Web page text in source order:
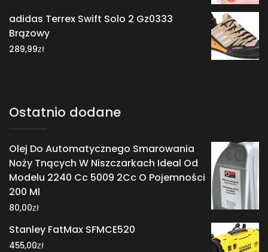
adidas Terrex Swift Solo 2 Gz0333
Brązowy
289,99zł
Ostatnio dodane
Olej Do Automatycznego Smarowania
Noży Tnących W Niszczarkach Ideal Od
Modelu 2240 Cc 5009 2Cc O Pojemności
200 Ml
80,00zł
Stanley FatMax SFMCE520
455,00zł